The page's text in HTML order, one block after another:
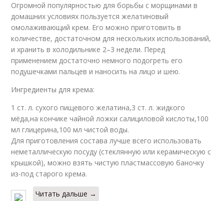
Огромной популярностью для борьбы с морщинами в
домашних условиях пользуется желатиновый
омолаживающий крем. Его можно приготовить в
количестве, достаточном для нескольких использований,
и хранить в холодильнике 2–3 недели. Перед
применением достаточно немного подогреть его
подушечками пальцев и наносить на лицо и шею.
Ингредиенты для крема:
1 ст. л. сухого пищевого желатина,3 ст. л. жидкого
мёда,на кончике чайной ложки салициловой кислоты,100
мл глицерина,100 мл чистой воды.
Для приготовления состава лучше всего использовать
неметаллическую посуду (стеклянную или керамическую с
крышкой), можно взять чистую пластмассовую баночку
из-под старого крема.
Читать дальше →